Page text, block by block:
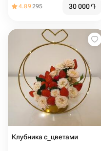
4.89295 30 000֏
Клубника с_цветами